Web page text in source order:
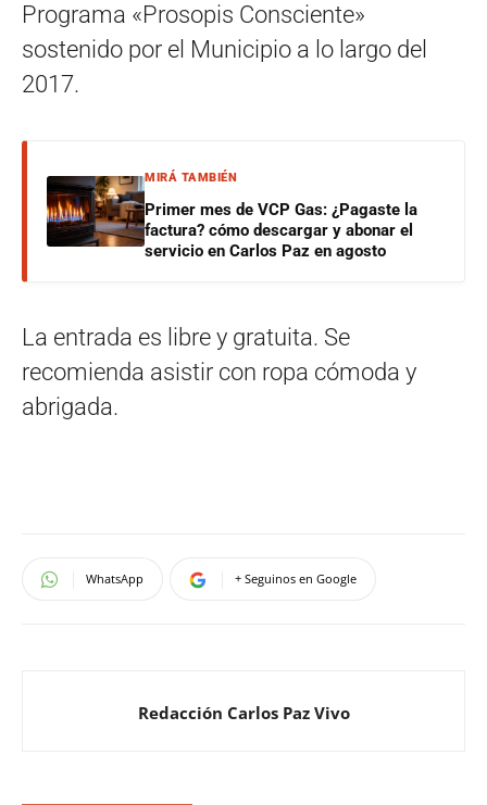
Programa «Prosopis Consciente»
sostenido por el Municipio a lo largo del
2017.
MIRÁ TAMBIÉN
Primer mes de VCP Gas: ¿Pagaste la
factura? cómo descargar y abonar el
servicio en Carlos Paz en agosto
La entrada es libre y gratuita. Se
recomienda asistir con ropa cómoda y
abrigada.
WhatsApp + Seguinos en Google
Redacción Carlos Paz Vivo